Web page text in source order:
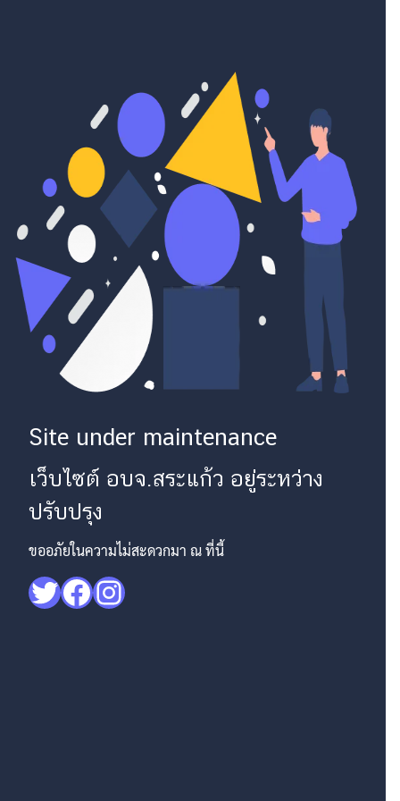
Site under maintenance
เว็บไซต์ อบจ.สระแก้ว อยู่ระหว่าง
ปรับปรุง
ขออภัยในความไม่สะดวกมา ณ ที่นี้
Twitter
Facebook
Instagram